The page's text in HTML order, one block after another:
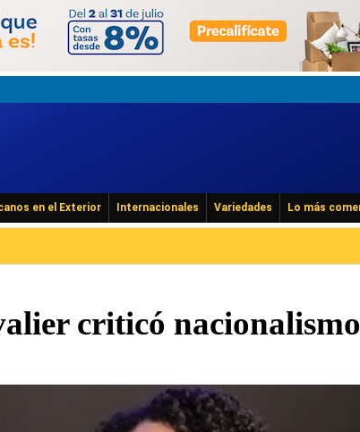
en el Exterior Internacionales Variedades Lo más
criticó nacionalismo